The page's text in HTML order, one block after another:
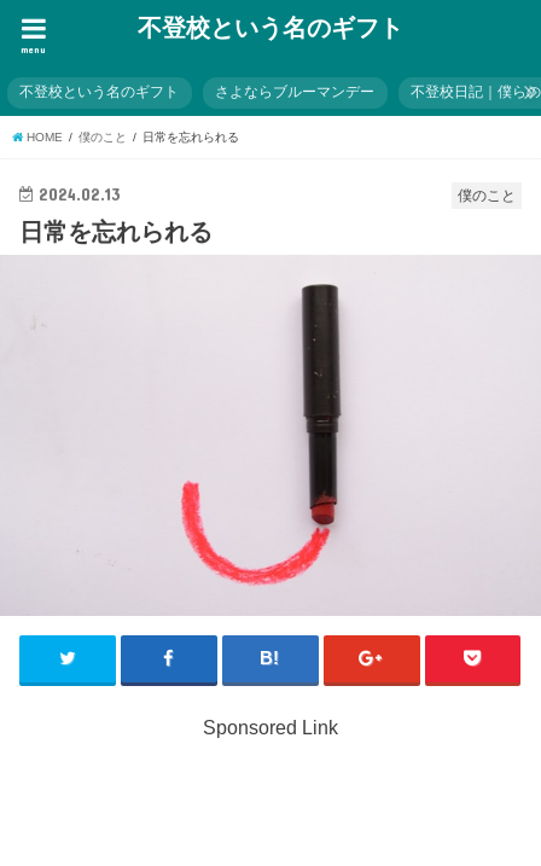
不登校という名のギフト
menu
不登校という名のギフト さよならブルーマンデー 不登校日記｜僕ら
HOME 僕のこと 日常を忘れられる
僕のこと
2024.02.13
日常を忘れられる
Sponsored Link